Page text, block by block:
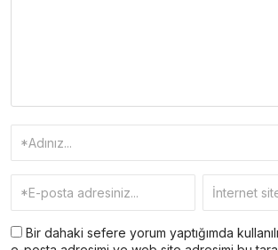
Bir dahaki sefere yorum yaptığımda